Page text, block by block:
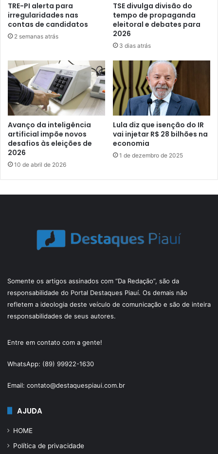
TRE-PI alerta para
irregularidades nas
contas de candidatos
2 semanas atrás
TSE divulga divisão do
tempo de propaganda
eleitoral e debates para
2026
3 dias atrás
Avanço da inteligência
artificial impõe novos
desafios às eleições de
2026
10 de abril de 2026
Lula diz que isenção do IR
vai injetar R$ 28 bilhões na
economia
1 de dezembro de 2025
Somente os artigos assinados com “Da Redação”, são da
responsabilidade do Portal Destaques Piauí. Os demais não
refletem a ideologia deste veículo de comunicação e são de inteira
responsabilidades de seus autores.
Entre em contato com a gente!
WhatsApp: (89) 99922-1630
Email: contato@destaquespiaui.com.br
AJUDA
HOME
Política de privacidade